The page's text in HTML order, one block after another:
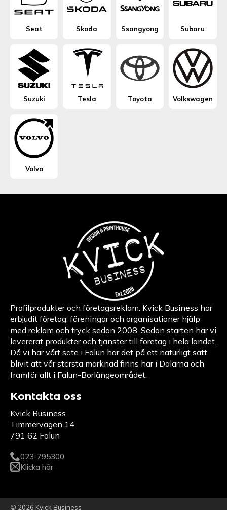
Seat Skoda Ssangyong Subaru
Suzuki Tesla Toyota Volkswagen
Volvo
Profilprodukter och företagsreklam. Kvick Business har
erbjudit företag, föreningar och organisationer hjälp
med reklam och tryck sedan 2008. Sedan starten har vi
levererat produkter och tjänster till företag i hela landet.
Då vi har vårt säte i Falun har det på ett naturligt sätt
blivit att vår största marknad finns här i Dalarna och
framför allt i Falun-Borlängeområdet.
Kontakta oss
Kvick Business
Timmervägen 14
791 62 Falun
023-795300
Klicka här
© 2026 Kvick Business